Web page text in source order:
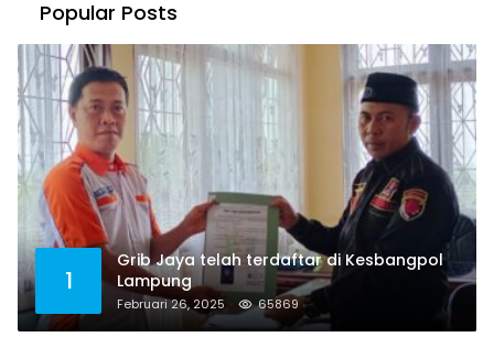
Popular Posts
1
Grib Jaya telah terdaftar di Kesbangpol
Lampung
Februari 26, 2025 65869